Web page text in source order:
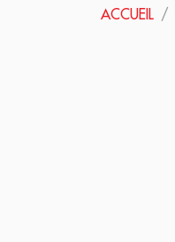
ACCUEIL